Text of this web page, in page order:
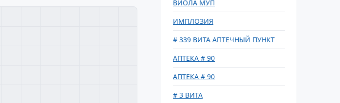
ВИОЛА МУП
ИМПЛОЗИЯ
# 339 ВИТА АПТЕЧНЫЙ ПУНКТ
АПТЕКА # 90
АПТЕКА # 90
# 3 ВИТА